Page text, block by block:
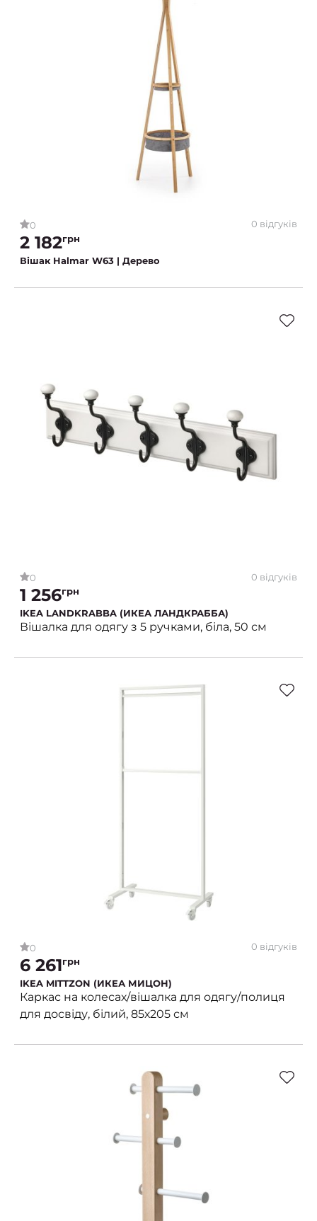
0 0 відгуків
2 182грн
Вішак Halmar W63 | Дерево
0 0 відгуків
1 256грн
IKEA LANDKRABBA (ИКЕА ЛАНДКРАББА)
Вішалка для одягу з 5 ручками, біла, 50 см
0 0 відгуків
6 261грн
IKEA MITTZON (ИКЕА МИЦОН)
Каркас на колесах/вішалка для одягу/полиця
для досвіду, білий, 85х205 см